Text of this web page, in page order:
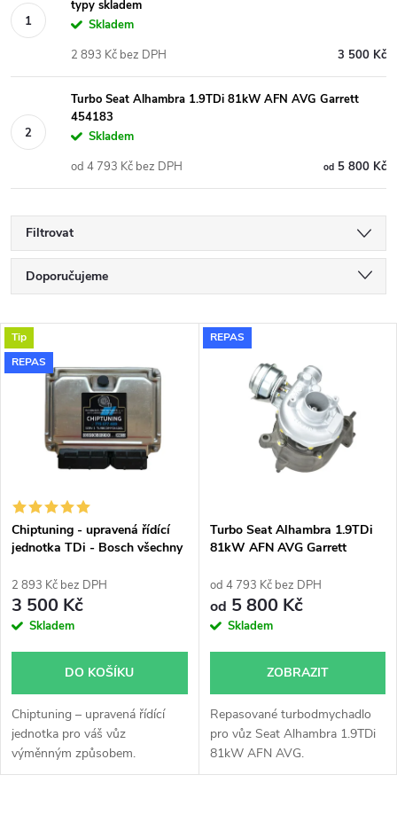
typy skladem
Skladem
3 500 Kč
2 893 Kč bez DPH
Turbo Seat Alhambra 1.9TDi 81kW AFN AVG Garrett
454183
Skladem
od5 800 Kč
od 4 793 Kč bez DPH
Filtrovat
Ř
a
z
í
p
r
o
u
k
Doporučujeme
Nejdražší
Nejprodávanější
V
ý
s
p
r
o
d
u
k
Tip
REPAS
Chiptuning - upravená řídící
jednotka TDi - Bosch všechny
2 893 Kč bez DPH
3 500 Kč
Skladem
DO KOŠÍKU
Chiptuning – upravená řídící
jednotka pro váš vůz
výměnným způsobem.
REPAS
Turbo Seat Alhambra 1.9TDi
81kW AFN AVG Garrett
od 4 793 Kč bez DPH
od 5 800 Kč
Skladem
ZOBRAZIT
Repasované turbodmychadlo
pro vůz Seat Alhambra 1.9TDi
81kW AFN AVG.